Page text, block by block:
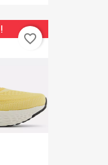
favorite_border